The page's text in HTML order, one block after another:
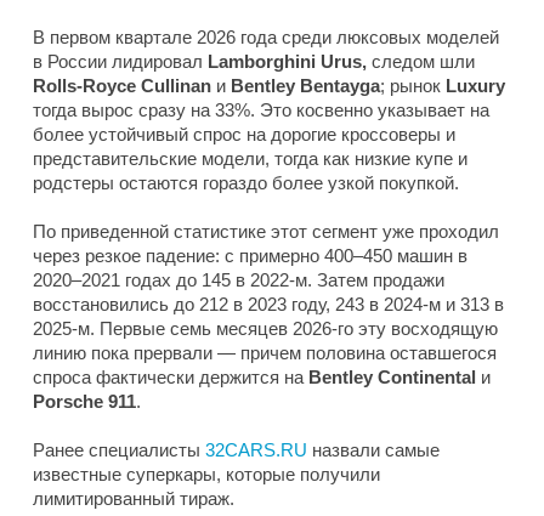
В первом квартале 2026 года среди люксовых моделей
в России лидировал Lamborghini Urus, следом шли
Rolls-Royce Cullinan и Bentley Bentayga; рынок Luxury
тогда вырос сразу на 33%. Это косвенно указывает на
более устойчивый спрос на дорогие кроссоверы и
представительские модели, тогда как низкие купе и
родстеры остаются гораздо более узкой покупкой.
По приведенной статистике этот сегмент уже проходил
через резкое падение: с примерно 400–450 машин в
2020–2021 годах до 145 в 2022-м. Затем продажи
восстановились до 212 в 2023 году, 243 в 2024-м и 313 в
2025-м. Первые семь месяцев 2026-го эту восходящую
линию пока прервали — причем половина оставшегося
спроса фактически держится на Bentley Continental и
Porsche 911.
Ранее специалисты 32CARS.RU назвали самые
известные суперкары, которые получили
лимитированный тираж.